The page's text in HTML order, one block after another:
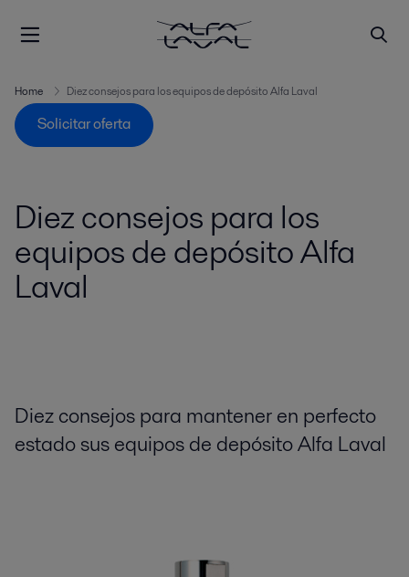
Home Diez consejos para los equipos de depósito Alfa Laval
Solicitar oferta
Diez consejos para los
equipos de depósito Alfa
Laval
Diez consejos para mantener en perfecto
estado sus equipos de depósito Alfa Laval